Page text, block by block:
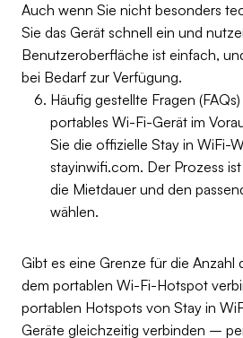
Auch wenn Sie nicht besonders
Sie das Gerät schnell ein und
Benutzeroberfläche ist einfach,
bei Bedarf zur Verfügung.
Häufig gestellte Fragen
portables Wi-Fi-Gerät im
Sie die offizielle Stay in WiFi-
stayinwifi.com. Der Prozess
die Mietdauer und den
wählen.
Gibt es eine Grenze für die Anzahl
dem portablen Wi-Fi-Hotspot
portablen Hotspots von Stay in
Geräte gleichzeitig verbinden –